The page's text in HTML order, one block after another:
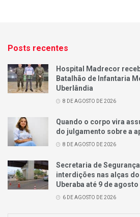
Posts recentes
Hospital Madrecor
Batalhão de Infantaria
Uberlândia
8 DE AGOSTO DE 2026
Quando o corpo vira
do julgamento sobre a
8 DE AGOSTO DE 2026
Secretaria de
interdições nas alças do
Uberaba até 9 de agosto
6 DE AGOSTO DE 2026